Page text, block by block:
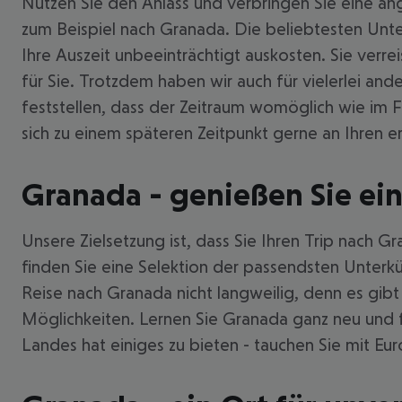
zum Beispiel nach Granada. Die beliebtesten
Ihre Auszeit unbeeinträchtigt auskosten. Sie
für Sie. Trotzdem haben wir auch für vielerlei
feststellen, dass der Zeitraum womöglich wie im
sich zu einem späteren Zeitpunkt gerne an Ihren
Granada - genießen Sie
Unsere Zielsetzung ist, dass Sie Ihren Trip nach
finden Sie eine Selektion der passendsten
Reise nach Granada nicht langweilig, denn es
Möglichkeiten. Lernen Sie Granada ganz neu
Landes hat einiges zu bieten - tauchen Sie mit